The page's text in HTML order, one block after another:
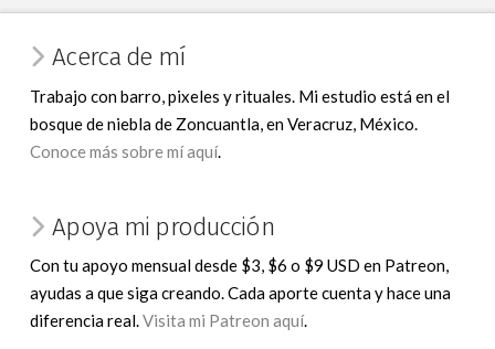
Acerca de mí
Trabajo con barro, pixeles y rituales. Mi estudio está en el
bosque de niebla de Zoncuantla, en Veracruz, México.
Conoce más sobre mí aquí.
Apoya mi producción
Con tu apoyo mensual desde $3, $6 o $9 USD en Patreon,
ayudas a que siga creando. Cada aporte cuenta y hace una
diferencia real.Visita mi Patreon aquí.